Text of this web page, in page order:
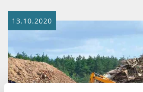
13.10.2020